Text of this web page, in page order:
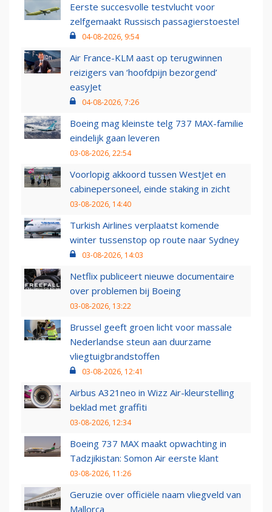
Eerste succesvolle testvlucht voor
zelfgemaakt Russisch passagierstoestel
04-08-2026, 9:54
Air France-KLM aast op terugwinnen
reizigers van ‘hoofdpijn bezorgend’
easyJet
04-08-2026, 7:26
Boeing mag kleinste telg 737 MAX-familie
eindelijk gaan leveren
03-08-2026, 22:54
Voorlopig akkoord tussen WestJet en
cabinepersoneel, einde staking in zicht
03-08-2026, 14:40
Turkish Airlines verplaatst komende
winter tussenstop op route naar Sydney
03-08-2026, 14:03
Netflix publiceert nieuwe documentaire
over problemen bij Boeing
03-08-2026, 13:22
Brussel geeft groen licht voor massale
Nederlandse steun aan duurzame
vliegtuigbrandstoffen
03-08-2026, 12:41
Airbus A321neo in Wizz Air-kleurstelling
beklad met graffiti
03-08-2026, 12:34
Boeing 737 MAX maakt opwachting in
Tadzjikistan: Somon Air eerste klant
03-08-2026, 11:26
Geruzie over officiële naam vliegveld van
Mallorca